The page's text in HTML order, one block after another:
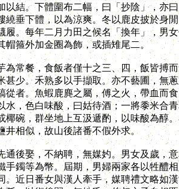
以結。下體圍布二幅，曰「抄陰」，亦
繞垂下體，以為涼爽。冬以鹿皮披於身
履。每年二月力田之候名「換年」，男
帽箍外加金圈為飾，或插雉尾二。
餐，食飯者僅十之三、四，飯皆搏而
甚少。禾熟多以手擷取。亦不藝圃，無
從者。魚蝦鹿麂之屬，傅之火，帶血而
水，色白味酸，曰姑待酒；一將黍米合
椰碗，群坐地上互汲遞酌，以味酸為醇
井相似，故山後諸番不假外求。
娶，不納聘，無媒妁。男女及歲，意
手鐲等為幣。屆期，男婦兩家各以牲醴
。近日番女與漢人牽手，媒聘禮文略如